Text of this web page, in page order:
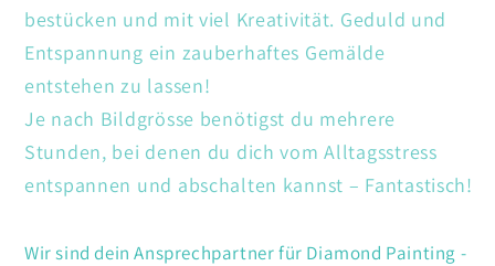
bestücken und mit viel Kreativität. Geduld und
Entspannung ein zauberhaftes Gemälde
entstehen zu lassen!
Je nach Bildgrösse benötigst du mehrere
Stunden, bei denen du dich vom Alltagsstress
entspannen und abschalten kannst – Fantastisch!
Wir sind dein Ansprechpartner für Diamond Painting -